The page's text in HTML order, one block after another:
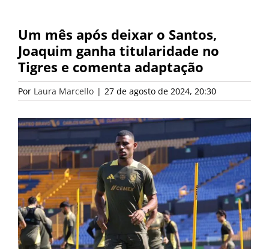
Um mês após deixar o Santos,
Joaquim ganha titularidade no
Tigres e comenta adaptação
Por Laura Marcello | 27 de agosto de 2024, 20:30